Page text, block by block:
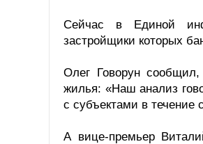
Сейчас в Единой
застройщики которых
Олег Говорун
жилья: «Наш анализ
с субъектами в течение
А вице-премьер